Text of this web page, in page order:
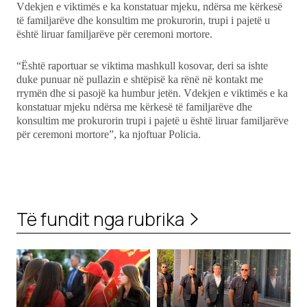
Vdekjen e viktimës e ka konstatuar mjeku, ndërsa me kërkesë
të familjarëve dhe konsultim me prokurorin, trupi i pajetë u
është liruar familjarëve për ceremoni mortore.
“Është raportuar se viktima mashkull kosovar, deri sa ishte
duke punuar në pullazin e shtëpisë ka rënë në kontakt me
rrymën dhe si pasojë ka humbur jetën. Vdekjen e viktimës e ka
konstatuar mjeku ndërsa me kërkesë të familjarëve dhe
konsultim me prokurorin trupi i pajetë u është liruar familjarëve
për ceremoni mortore”, ka njoftuar Policia.
Të fundit nga rubrika